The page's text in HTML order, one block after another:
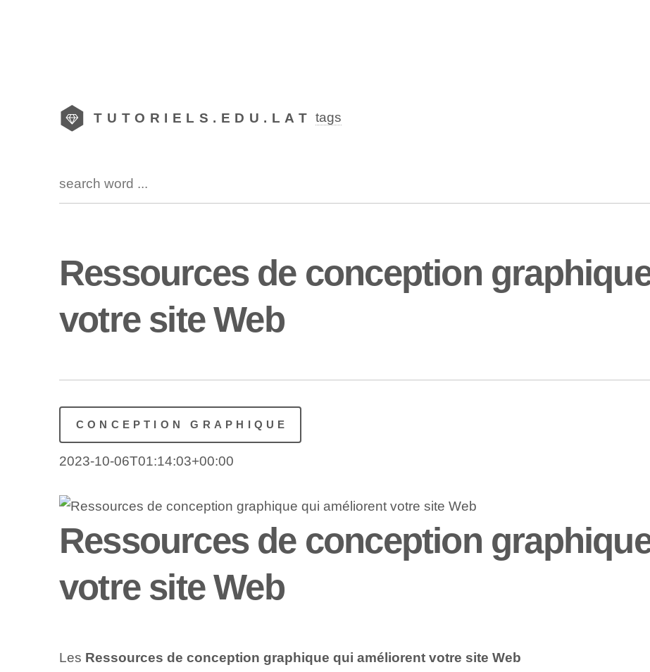
TUTORIELS.EDU.LAT tags
Ressources de conception
votre site Web
CONCEPTION GRAPHIQUE
2023-10-06T01:14:03+00:00
Ressources de conception
votre site Web
Les Ressources de conception graphique qui améliorent votre site Web